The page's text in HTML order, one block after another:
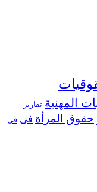
المهنية تقارير
حقوق المرأة فى في